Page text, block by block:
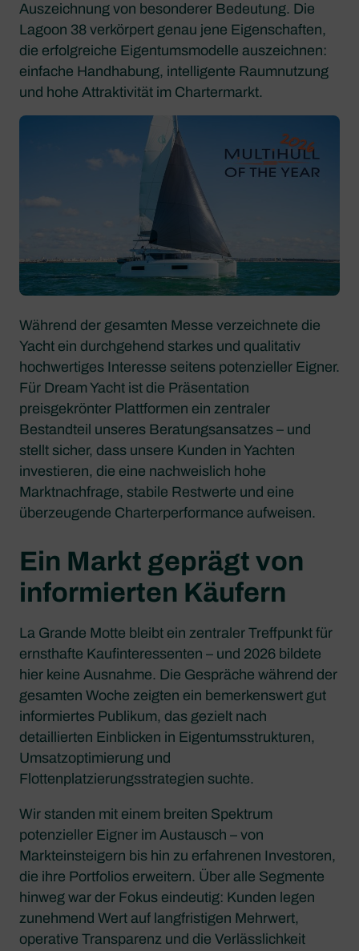
Auszeichnung von besonderer Bedeutung. Die
Lagoon 38 verkörpert genau jene Eigenschaften,
die erfolgreiche Eigentumsmodelle auszeichnen:
einfache Handhabung, intelligente Raumnutzung
und hohe Attraktivität im Chartermarkt.
Während der gesamten Messe verzeichnete die
Yacht ein durchgehend starkes und qualitativ
hochwertiges Interesse seitens potenzieller Eigner.
Für Dream Yacht ist die Präsentation
preisgekrönter Plattformen ein zentraler
Bestandteil unseres Beratungsansatzes – und
stellt sicher, dass unsere Kunden in Yachten
investieren, die eine nachweislich hohe
Marktnachfrage, stabile Restwerte und eine
überzeugende Charterperformance aufweisen.
Ein Markt geprägt von
informierten Käufern
La Grande Motte bleibt ein zentraler Treffpunkt für
ernsthafte Kaufinteressenten – und 2026 bildete
hier keine Ausnahme. Die Gespräche während der
gesamten Woche zeigten ein bemerkenswert gut
informiertes Publikum, das gezielt nach
detaillierten Einblicken in Eigentumsstrukturen,
Umsatzoptimierung und
Flottenplatzierungsstrategien suchte.
Wir standen mit einem breiten Spektrum
potenzieller Eigner im Austausch – von
Markteinsteigern bis hin zu erfahrenen Investoren,
die ihre Portfolios erweitern. Über alle Segmente
hinweg war der Fokus eindeutig: Kunden legen
zunehmend Wert auf langfristigen Mehrwert,
operative Transparenz und die Verlässlichkeit